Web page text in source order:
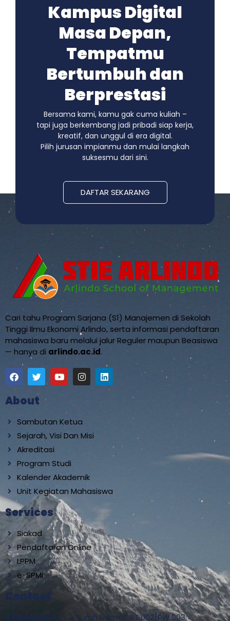
Kampus Digital
Masa Depan,
Tempatmu
Bertumbuh dan
Berprestasi
Bersama kami, kamu gak cuma kuliah –
tapi juga berkembang jadi pribadi siap kerja,
kreatif, dan unggul di era digital.
Pilih jurusan impianmu dan mulai langkah
suksesmu dari sini.
DAFTAR SEKARANG
Cari tahu Program Sarjana (S1) Manajemen di Sekolah
Tinggi Ilmu Ekonomi Arlindo, serta informasi pendaftaran
mahasiswa baru melalui jalur Reguler maupun Beasiswa
— hanya di arlindo.ac.id.
About
Sambutan Ketua
Sejarah, Visi Dan Misi
Akreditasi
Program Studi
Kalender Akademik
Unit Kegiatan Mahasiswa
Services
Siakad
Pendaftaran Online
LPPM
e-SPMI
Contact
STIE ARLINDO – Jl. Lurah Namat, RT.002/RW.003,